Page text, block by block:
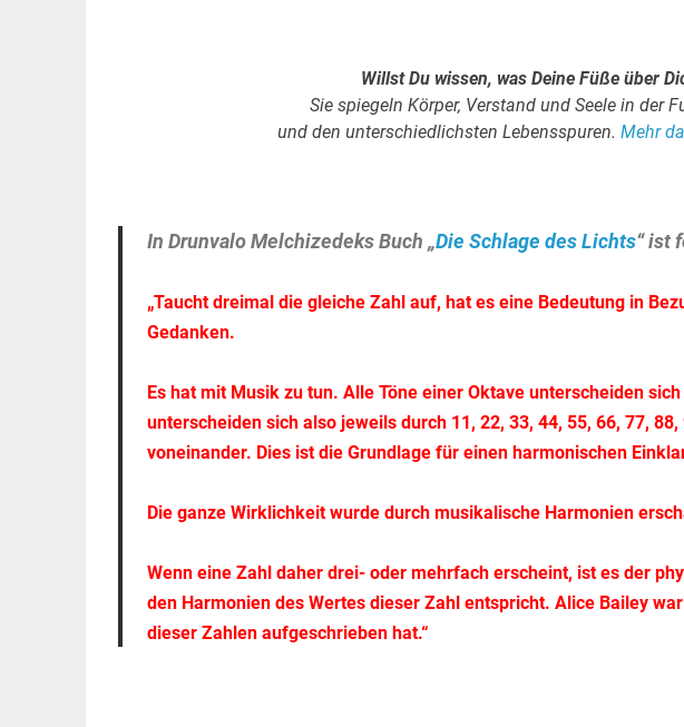
Willst Du wissen, was Deine Füße über
Sie spiegeln Körper, Verstand und Seele in der
und den unterschiedlichsten Lebensspuren.Mehr
In Drunvalo Melchizedeks Buch „Die Schlage des Lichts“ ist
„Taucht dreimal die gleiche Zahl auf, hat es eine Bedeutung in
Gedanken.
Es hat mit Musik zu tun. Alle Töne einer Oktave unterscheiden
unterscheiden sich also jeweils durch 11, 22, 33, 44, 55, 66, 77,
voneinander. Dies ist die Grundlage für einen harmonischen
Die ganze Wirklichkeit wurde durch musikalische Harmonien
Wenn eine Zahl daher drei- oder mehrfach erscheint, ist es der
den Harmonien des Wertes dieser Zahl entspricht. Alice Bailey
dieser Zahlen aufgeschrieben hat.“